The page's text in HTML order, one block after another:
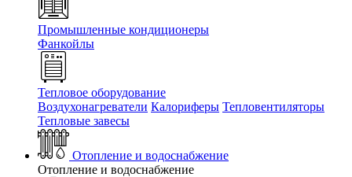
Промышленные кондиционеры
Фанкойлы
Тепловое оборудование
Воздухонагреватели Калориферы Тепловентиляторы
Тепловые завесы
Отопление и водоснабжение
Отопление и водоснабжение